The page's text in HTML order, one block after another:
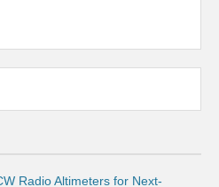
Radio Altimeters for Next-